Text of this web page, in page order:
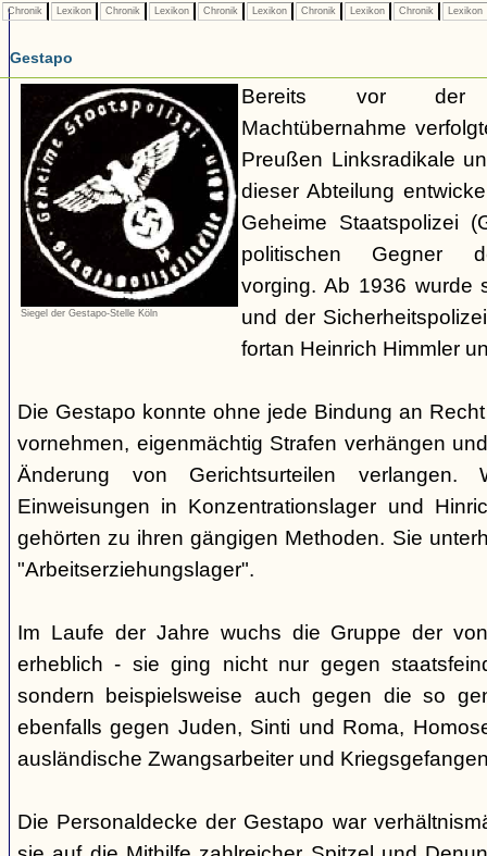
Chronik Lexikon Chronik Lexikon Chronik Lexikon Chronik Lexikon Chronik Lexikon
Gestapo
Siegel der Gestapo-Stelle Köln
Bereits vor der
Machtübernahme
Preußen Linksradikale
dieser Abteilung
Geheime Staatspolizei
politischen Gegner
vorging. Ab 1936 wurde
und der
fortan Heinrich Himmler
Die Gestapo konnte ohne jede Bindung an
vornehmen, eigenmächtig Strafen verhängen
Änderung von Gerichtsurteilen verlangen.
Einweisungen in Konzentrationslager und
gehörten zu ihren gängigen Methoden. Sie
"Arbeitserziehungslager".
Im Laufe der Jahre wuchs die Gruppe der
erheblich - sie ging nicht nur gegen
sondern beispielsweise auch gegen die so
ebenfalls gegen Juden, Sinti und Roma,
ausländische Zwangsarbeiter und
Die Personaldecke der Gestapo war